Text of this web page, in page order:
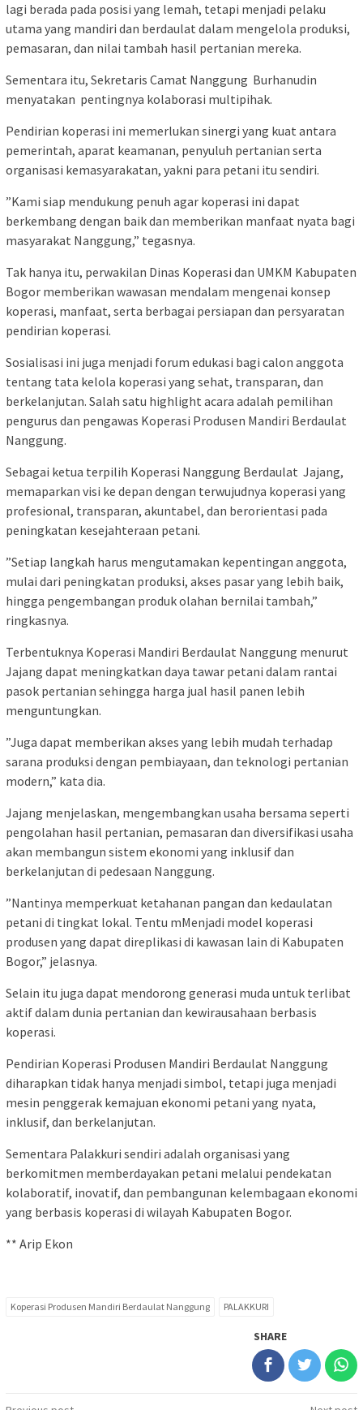
lagi berada pada posisi yang lemah, tetapi menjadi pelaku
utama yang mandiri dan berdaulat dalam mengelola produksi,
pemasaran, dan nilai tambah hasil pertanian mereka.‎
‎Sementara itu, Sekretaris Camat Nanggung Burhanudin
menyatakan pentingnya kolaborasi multipihak.‎
‎Pendirian koperasi ini memerlukan sinergi yang kuat antara
pemerintah, aparat keamanan, penyuluh pertanian serta
organisasi kemasyarakatan, yakni para petani itu sendiri.‎
‎”Kami siap mendukung penuh agar koperasi ini dapat
berkembang dengan baik dan memberikan manfaat nyata bagi
masyarakat Nanggung,” tegasnya.‎
‎Tak hanya itu, perwakilan Dinas Koperasi dan UMKM Kabupaten
Bogor memberikan wawasan mendalam mengenai konsep
koperasi, manfaat, serta berbagai persiapan dan persyaratan
pendirian koperasi.‎
‎Sosialisasi ini juga menjadi forum edukasi bagi calon anggota
tentang tata kelola koperasi yang sehat, transparan, dan
berkelanjutan. Salah satu highlight acara adalah pemilihan
pengurus dan pengawas Koperasi Produsen Mandiri Berdaulat
Nanggung.‎
‎‎Sebagai ketua terpilih Koperasi Nanggung Berdaulat Jajang,
memaparkan visi ke depan dengan terwujudnya koperasi yang
profesional, transparan, akuntabel, dan berorientasi pada
peningkatan kesejahteraan petani.‎
‎”Setiap langkah harus mengutamakan kepentingan anggota,
mulai dari peningkatan produksi, akses pasar yang lebih baik,
hingga pengembangan produk olahan bernilai tambah,”
ringkasnya.‎
‎Terbentuknya Koperasi Mandiri Berdaulat Nanggung menurut
Jajang dapat meningkatkan daya tawar petani dalam rantai
pasok pertanian sehingga harga jual hasil panen lebih
menguntungkan.‎
‎”Juga dapat memberikan akses yang lebih mudah terhadap
sarana produksi dengan pembiayaan, dan teknologi pertanian
modern,” kata dia.‎
‎Jajang menjelaskan, mengembangkan usaha bersama seperti
pengolahan hasil pertanian, pemasaran dan diversifikasi usaha
akan membangun sistem ekonomi yang inklusif dan
berkelanjutan di pedesaan Nanggung.‎
‎”Nantinya memperkuat ketahanan pangan dan kedaulatan
petani di tingkat lokal. Tentu mMenjadi model koperasi
produsen yang dapat direplikasi di kawasan lain di Kabupaten
Bogor,” jelasnya.‎
‎Selain itu juga dapat mendorong generasi muda untuk terlibat
aktif dalam dunia pertanian dan kewirausahaan berbasis
koperasi.‎
‎Pendirian Koperasi Produsen Mandiri Berdaulat Nanggung
diharapkan tidak hanya menjadi simbol, tetapi juga menjadi
mesin penggerak kemajuan ekonomi petani yang nyata,
inklusif, dan berkelanjutan.‎
‎Sementara Palakkuri sendiri adalah organisasi yang
berkomitmen memberdayakan petani melalui pendekatan
kolaboratif, inovatif, dan pembangunan kelembagaan ekonomi
yang berbasis koperasi di wilayah Kabupaten Bogor.
** Arip Ekon
Koperasi Produsen Mandiri Berdaulat Nanggung PALAKKURI
SHARE